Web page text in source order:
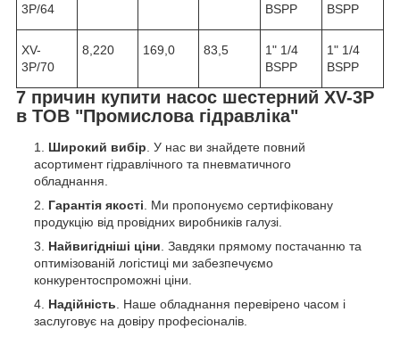
3P/64
BSPP
BSPP
XV-
3P/70
8,220 169,0 83,5
1" 1/4
BSPP
1" 1/4
BSPP
7 причин купити насос шестерний XV-3P
в ТОВ "Промислова гідравліка"
Широкий вибір. У нас ви знайдете повний
асортимент гідравлічного та пневматичного
обладнання.
Гарантія якості. Ми пропонуємо сертифіковану
продукцію від провідних виробників галузі.
Найвигідніші ціни. Завдяки прямому постачанню та
оптимізованій логістиці ми забезпечуємо
конкурентоспроможні ціни.
Надійність. Наше обладнання перевірено часом і
заслуговує на довіру професіоналів.